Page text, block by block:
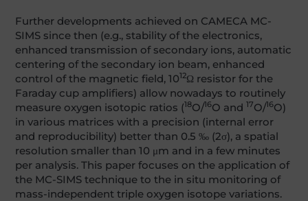
Further developments achieved on CAMECA MC-
SIMS since then (e.g., stability of the electronics,
enhanced transmission of secondary ions, automatic
centering of the secondary ion beam, enhanced
control of the magnetic field, 1012Ω resistor for the
Faraday cup amplifiers) allow nowadays to routinely
measure oxygen isotopic ratios (18O/16O and 17O/16O)
in various matrices with a precision (internal error
and reproducibility) better than 0.5 ‰ (2σ), a spatial
resolution smaller than 10 μm and in a few minutes
per analysis. This paper focuses on the application of
the MC-SIMS technique to the in situ monitoring of
mass-independent triple oxygen isotope variations.